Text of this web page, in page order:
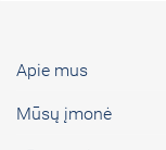
Apie mus
Mūsų įmonė